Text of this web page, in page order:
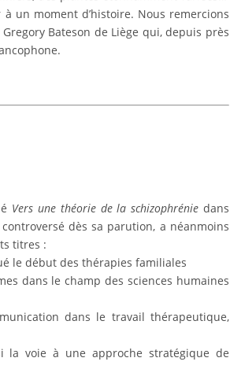
un moment d’histoire. Nous remercions
Bateson de Liège qui, depuis près
Vers une théorie de la schizophrénie dans
dès sa parution, a néanmoins
titres :
le début des thérapies familiales
dans le champ des sciences humaines
dans le travail thérapeutique,
la voie à une approche stratégique de